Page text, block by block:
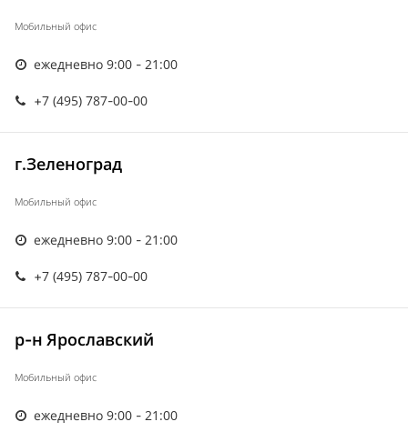
Мобильный офис
ежедневно 9:00 - 21:00
+7 (495) 787-00-00
г.Зеленоград
Мобильный офис
ежедневно 9:00 - 21:00
+7 (495) 787-00-00
р-н Ярославский
Мобильный офис
ежедневно 9:00 - 21:00